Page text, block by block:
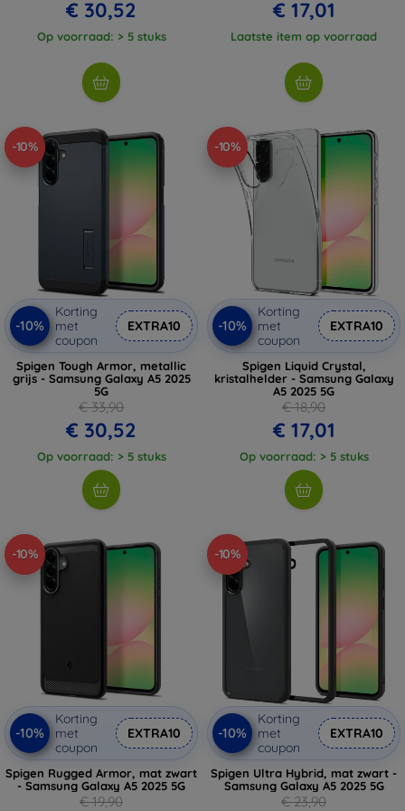
€ 30,52
Op voorraad: > 5 stuks
€ 17,01
Laatste item op voorraad
-10%
-10%
Korting
met
coupon
EXTRA10
Spigen Tough Armor, metallic
grijs - Samsung Galaxy A5 2025
5G
€ 33,90
€ 30,52
Op voorraad: > 5 stuks
-10%
-10%
Korting
met
coupon
EXTRA10
Spigen Liquid Crystal,
kristalhelder - Samsung Galaxy
A5 2025 5G
€ 18,90
€ 17,01
Op voorraad: > 5 stuks
-10%
-10%
Korting
met
coupon
EXTRA10
Spigen Rugged Armor, mat zwart
- Samsung Galaxy A5 2025 5G
€ 19,90
-10%
-10%
Korting
met
coupon
EXTRA10
Spigen Ultra Hybrid, mat zwart -
Samsung Galaxy A5 2025 5G
€ 23,90